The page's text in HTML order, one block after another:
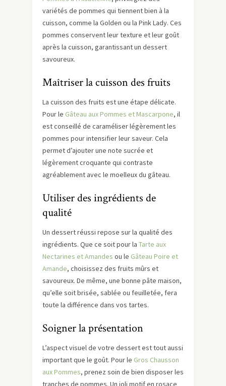
variétés de pommes qui tiennent bien à la
cuisson, comme la Golden ou la Pink Lady. Ces
pommes conservent leur texture et leur goût
après la cuisson, garantissant un dessert
savoureux.
Maîtriser la cuisson des fruits
La cuisson des fruits est une étape délicate.
Pour le Gâteau aux Pommes et Mascarpone, il
est conseillé de caraméliser légèrement les
pommes pour intensifier leur saveur. Cela
permet d’ajouter une note sucrée et
légèrement croquante qui contraste
agréablement avec le moelleux du gâteau.
Utiliser des ingrédients de
qualité
Un dessert réussi repose sur la qualité des
ingrédients. Que ce soit pour la Tarte aux
Nectarines et Amandes ou le Gâteau Poire et
Amande, choisissez des fruits mûrs et
savoureux. De même, une bonne pâte maison,
qu’elle soit brisée, sablée ou feuilletée, fera
toute la différence dans vos tartes.
Soigner la présentation
L’aspect visuel de votre dessert est tout aussi
important que le goût. Pour le Gros Chausson
aux Pommes, prenez soin de bien disposer les
tranches de pommes. Un joli motif en rosace